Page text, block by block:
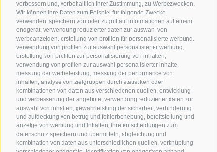
verbessern und, vorbehaltlich Ihrer Zustimmung, zu Werbezwecken.
Wir können Ihre Daten zum Beispiel für folgende Zwecke
verwenden: speichern von oder zugriff auf informationen auf einem
endgerät, verwendung reduzierter daten zur auswahl von
werbeanzeigen, erstellung von profilen für personalisierte werbung,
verwendung von profilen zur auswahl personalisierter werbung,
erstellung von profilen zur personalisierung von inhalten,
verwendung von profilen zur auswahl personalisierter inhalte,
messung der werbeleistung, messung der performance von
inhalten, analyse von zielgruppen durch statistiken oder
kombinationen von daten aus verschiedenen quellen, entwicklung
und verbesserung der angebote, verwendung reduzierter daten zur
auswahl von inhalten, gewährleistung der sicherheit, verhinderung
und aufdeckung von betrug und fehlerbehebung, bereitstellung und
anzeige von werbung und inhalten, ihre entscheidungen zum
datenschutz speichern und übermitteln, abgleichung und
kombination von daten aus unterschiedlichen quellen, verknüpfung
ab € 207,-
ZIMMERDETAIL
25.07.2026 -
29.08.2026
29.08.2026 -
29.11.2026
1-3 Tage
ab 4 Tage
ab € 238,-
ab € 223,-
ab € 222,-
ab € 207,-
Die Preise verstehen sich pro Tag und Person mit
Halbpension.
Wochenend- & Feiertage: Preise auf Anfrage und nach